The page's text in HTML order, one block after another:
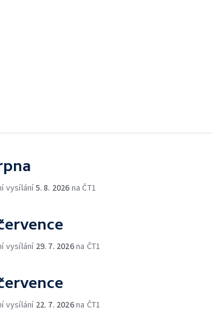
vysílání5. 8. 2026 na ČT1
vysílání 29. 7. 2026na ČT1
vysílání 22. 7. 2026na ČT1